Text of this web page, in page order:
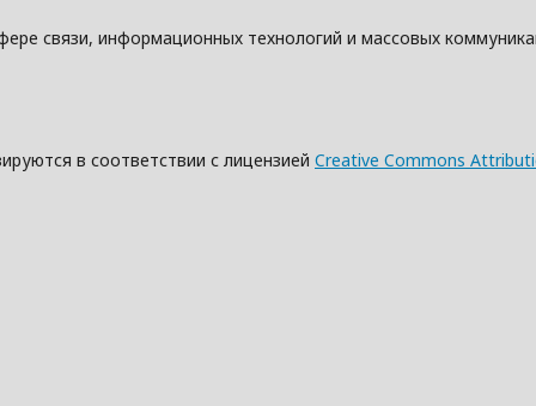
связи, информационных технологий и массовых
в соответствии с лицензией Creative Commons